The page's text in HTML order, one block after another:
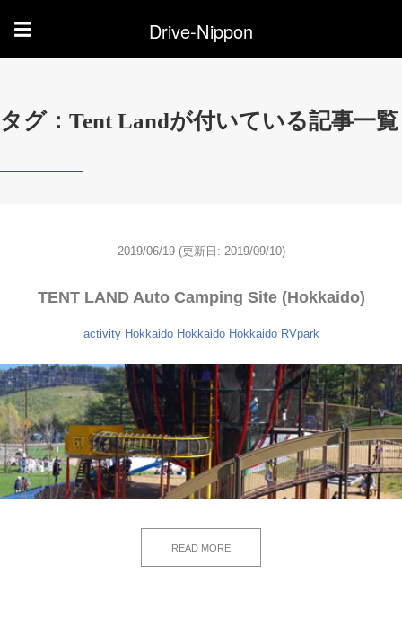
☰ Drive-Nippon
タグ：Tent Landが付いている記事一覧
2019/06/19 (更新日: 2019/09/10)
TENT LAND Auto Camping Site (Hokkaido)
activity Hokkaido Hokkaido Hokkaido RVpark
READ MORE